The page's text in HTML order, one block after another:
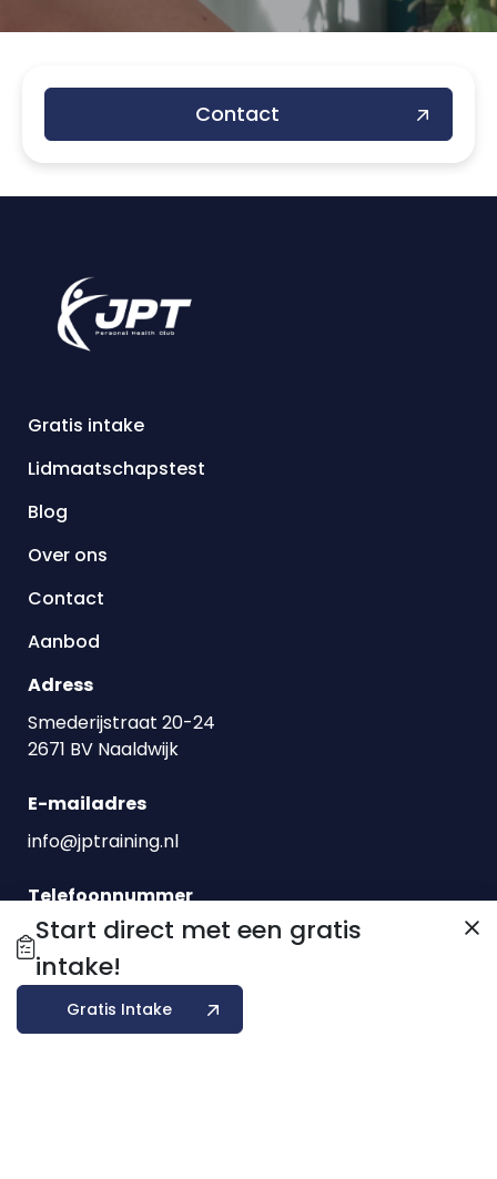
Contact
Gratis intake
Lidmaatschapstest
Blog
Over ons
Contact
Aanbod
Adress
Smederijstraat 20-24
2671 BV Naaldwijk
E-mailadres
info@jptraining.nl
Telefoonnummer
0174760800
Openingstijden:
Open 24/7
Start direct met een gratis
intake!
Gratis Intake